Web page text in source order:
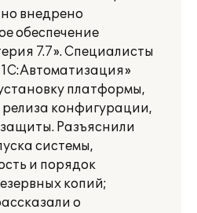
внедрено
обеспечение
7.7». Специалисты
платформы,
релиза конфигурации,
Разъяснили
системы,
и порядок
копий;
о